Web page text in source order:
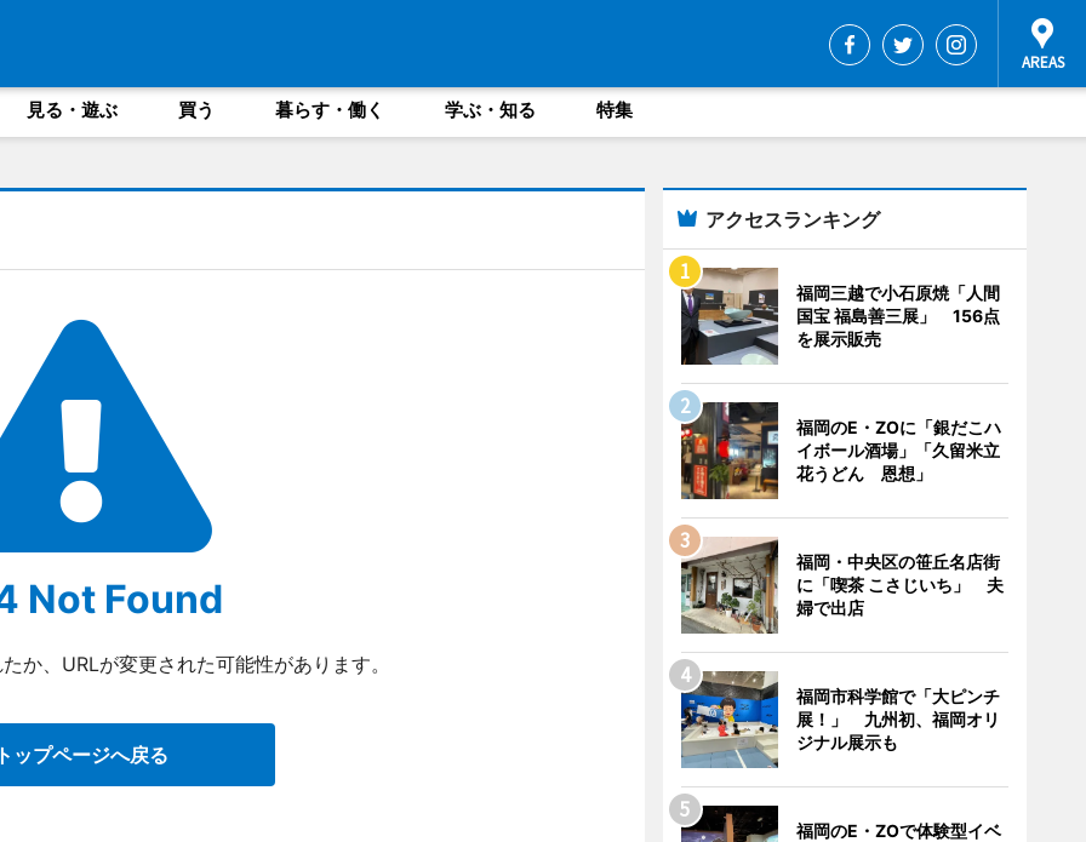
見る・遊ぶ 買う 暮らす・働く 学ぶ・知る 特集
Not Found
か、URLが変更された可能性があります。
ップページへ戻る
アクセスランキング
福岡三越で小石原焼「人間
国宝 福島善三展」 156点
を展示販売
福岡のE・ZOに「銀だこハ
イボール酒場」「久留米立
花うどん 恩想」
福岡・中央区の笹丘名店街
に「喫茶 こさじいち」 夫
婦で出店
福岡市科学館で「大ピンチ
展！」 九州初、福岡オリ
ジナル展示も
福岡のE・ZOで体験型イベ